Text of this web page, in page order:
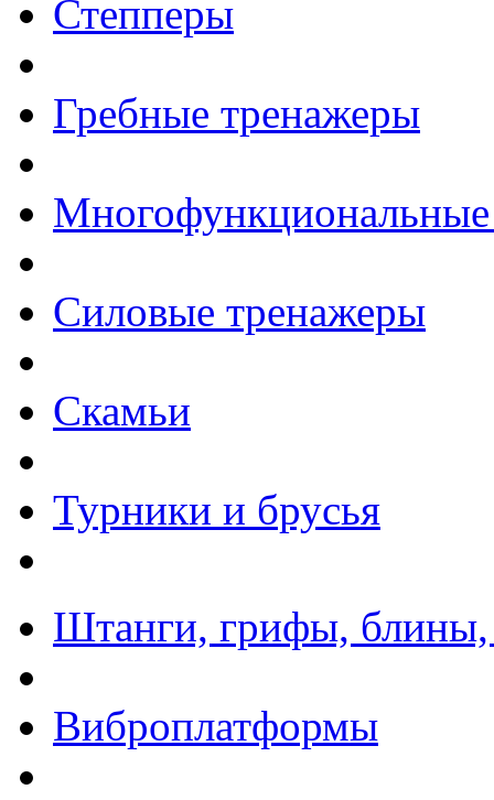
Степперы
Гребные тренажеры
Силовые тренажеры
Скамьи
Турники и брусья
Штанги, грифы, блины,
Виброплатформы